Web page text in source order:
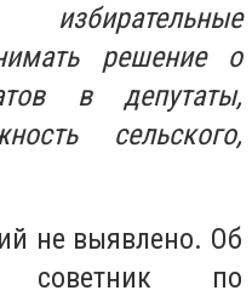
решение о
в депутаты,
сельского,
не выявлено. Об
советник по